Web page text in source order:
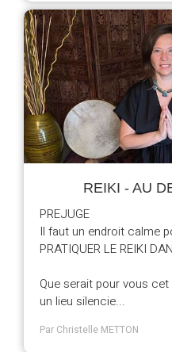
REIKI - AU
PREJUGE
Il faut un endroit calme
PRATIQUER LE REIKI
Que serait pour vous
un lieu silencie...
Par Christelle METTON